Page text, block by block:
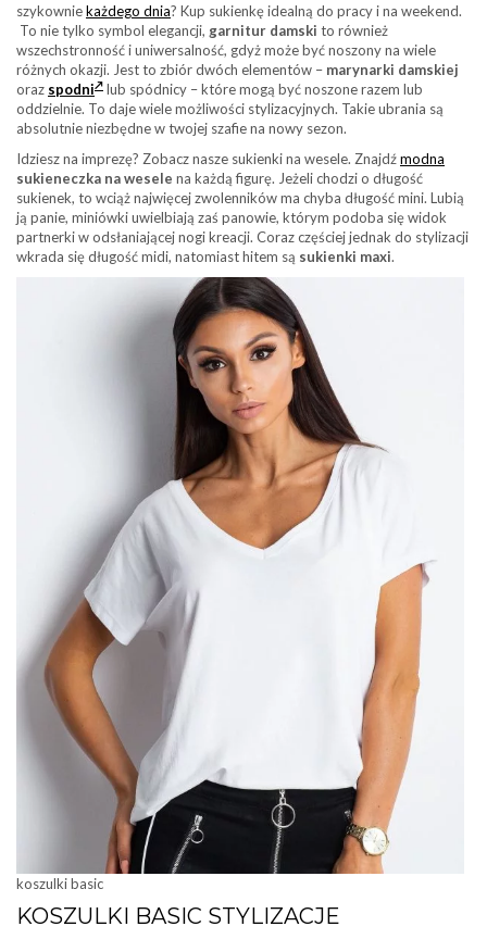
szykowniekażdego dnia? Kup sukienkę idealną do pracy i na weekend.
To nie tylko symbol elegancji, garnitur damski to również
wszechstronność i uniwersalność, gdyż może być noszony na wiele
różnych okazji. Jest to zbiór dwóch elementów – marynarki damskiej
oraz spodni
lub spódnicy – które mogą być noszone razem lub
oddzielnie. To daje wiele możliwości stylizacyjnych. Takie ubrania są
absolutnie niezbędne w twojej szafie na nowy sezon.
Idziesz na imprezę? Zobacz nasze sukienki na wesele. Znajdźmodna
sukieneczka na wesele na każdą figurę. Jeżeli chodzi o długość
sukienek, to wciąż najwięcej zwolenników ma chyba długość mini. Lubią
ją panie, miniówki uwielbiają zaś panowie, którym podoba się widok
partnerki w odsłaniającej nogi kreacji. Coraz częściej jednak do stylizacji
wkrada się długość midi, natomiast hitem są sukienki maxi.
koszulki basic
KOSZULKI BASIC STYLIZACJE